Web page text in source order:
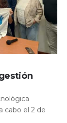
cabo el 2 de